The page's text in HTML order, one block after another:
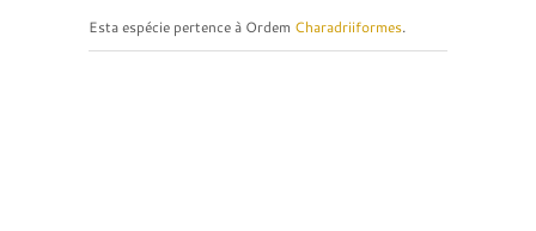
Esta espécie pertence à Ordem Charadriiformes.